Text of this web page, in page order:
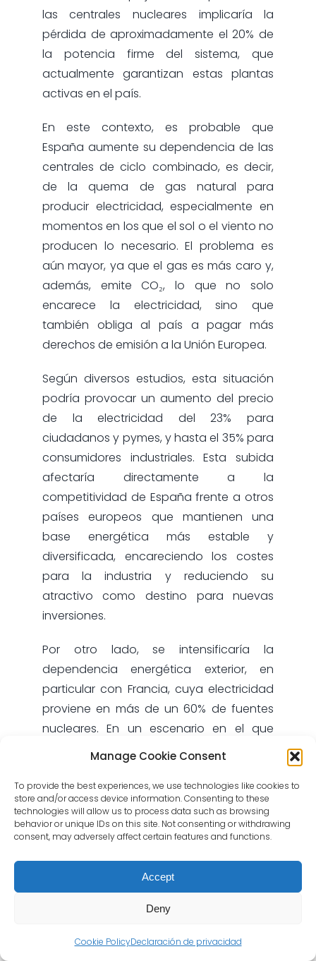
Manage Cookie Consent
To provide the best experiences, we use technologies like cookies to
store and/or access device information. Consenting to these
technologies will allow us to process data such as browsing
behavior or unique IDs on this site. Not consenting or withdrawing
consent, may adversely affect certain features and functions.
Accept
Deny
Cookie PolicyDeclaración de privacidad
las centrales nucleares implicaría la
pérdida de aproximadamente el 20% de
la potencia firme del sistema, que
actualmente garantizan estas plantas
activas en el país.
En este contexto, es probable que
España aumente su dependencia de las
centrales de ciclo combinado, es decir,
de la quema de gas natural para
producir electricidad, especialmente en
momentos en los que el sol o el viento no
producen lo necesario. El problema es
aún mayor, ya que el gas es más caro y,
además, emite CO₂, lo que no solo
encarece la electricidad, sino que
también obliga al país a pagar más
derechos de emisión a la Unión Europea.
Según diversos estudios, esta situación
podría provocar un aumento del precio
de la electricidad del 23% para
ciudadanos y pymes, y hasta el 35% para
consumidores industriales. Esta subida
afectaría directamente a la
competitividad de España frente a otros
países europeos que mantienen una
base energética más estable y
diversificada, encareciendo los costes
para la industria y reduciendo su
atractivo como destino para nuevas
inversiones.
Por otro lado, se intensificaría la
dependencia energética exterior, en
particular con Francia, cuya electricidad
proviene en más de un 60% de fuentes
nucleares. En un escenario en el que
España no cuenta con sus propias
plantas nucleares, podría verse obligada
a importar electricidad nuclear desde el
país vecino, siempre que logren ampliar
las interconexiones. Esto generaría una
gran paradoja: cerramos nuestras
propias centrales nucleares, pero
acabamos comprando esa misma
energía a Francia, lo que nos haría
misma energía que hemos decidido